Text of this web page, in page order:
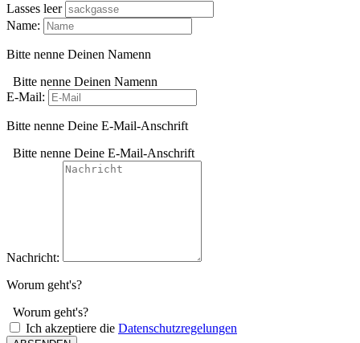
Lasses leer
Name:
Bitte nenne Deinen Namenn
Bitte nenne Deinen Namenn
E-Mail:
Bitte nenne Deine E-Mail-Anschrift
Bitte nenne Deine E-Mail-Anschrift
Nachricht:
Worum geht's?
Worum geht's?
Ich akzeptiere die Datenschutzregelungen